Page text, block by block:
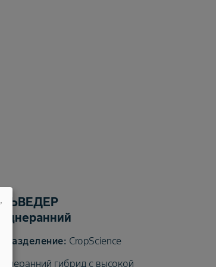
CropScience
гибрид с высокой